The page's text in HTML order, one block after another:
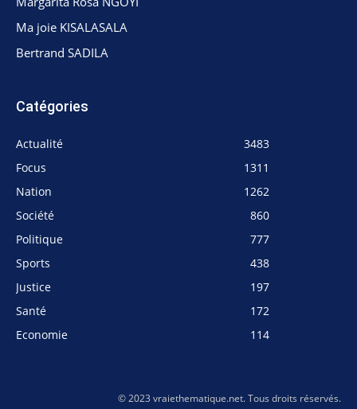
Ma joie KISALASALA
Bertrand SADILA
Catégories
Actualité
3483
Focus
1311
Nation
1262
Société
860
Politique
777
Sports
438
Justice
197
Santé
172
Economie
114
© 2023 vraiethematique.net. Tous droits réservés.